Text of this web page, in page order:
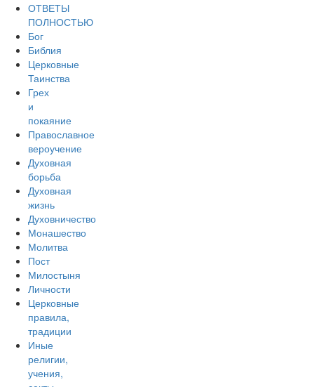
ОТВЕТЫ
ПОЛНОСТЬЮ
Бог
Библия
Церковные
Таинства
Грех
и
покаяние
Православное
вероучение
Духовная
борьба
Духовная
жизнь
Духовничество
Монашество
Молитва
Пост
Милостыня
Личности
Церковные
правила,
традиции
Иные
религии,
учения,